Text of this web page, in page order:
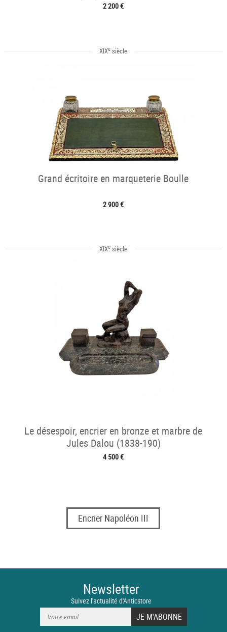
2 200 €
XIXe siècle
Grand écritoire en marqueterie Boulle
2 900 €
XIXe siècle
Le désespoir, encrier en bronze et marbre de
Jules Dalou (1838-190)
4 500 €
Encrier Napoléon III
Newsletter
Suivez l'actualité d'Anticstore